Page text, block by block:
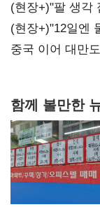
숙제
(현장+)"팔 생각
20억 키맞추기
(현장+)"12일엔
연 홈플러스
중국 이어 대만
함께 볼만한